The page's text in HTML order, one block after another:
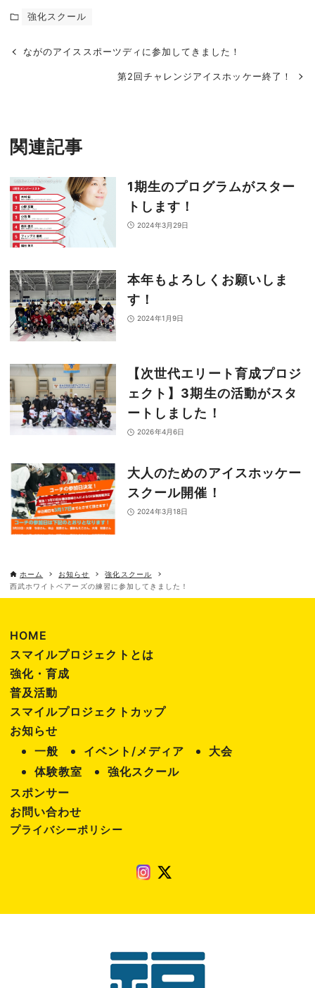
強化スクール
ながのアイススポーツディに参加してきました！
第2回チャレンジアイスホッケー終了！
関連記事
1期生のプログラムがスター
トします！
2024年3月29日
本年もよろしくお願いしま
す！
2024年1月9日
【次世代エリート育成プロジ
ェクト】3期生の活動がスタ
ートしました！
2026年4月6日
大人のためのアイスホッケー
スクール開催！
2024年3月18日
ホーム お知らせ
強化スクール
西武ホワイトベアーズの練習に参加してきました！
HOME
スマイルプロジェクトとは
強化・育成
普及活動
スマイルプロジェクトカップ
お知らせ
一般
イベント/メディア
大会
体験教室
強化スクール
スポンサー
お問い合わせ
プライバシーポリシー